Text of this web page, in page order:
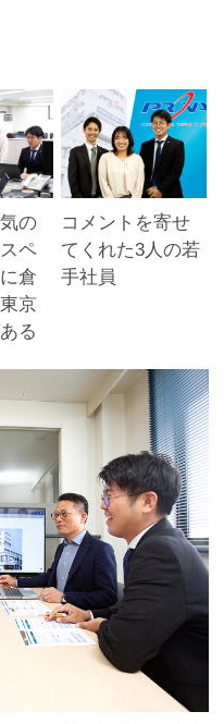
の
ペ
倉
京
る
コメントを寄せ
てくれた3人の若
手社員